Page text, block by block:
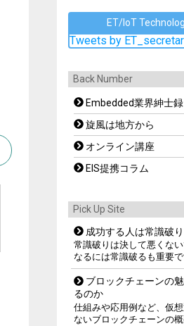
ET/IoT
Tweets by
Back Number
Embedded業界紳士録
旋風は地方から
オンライン講座
EIS提携コラム
Pick Up Site
成功する人は常識破り
常識破りは決して悪くな
なるには常識破るも重要で
ブロックチェーンの
るのか
仕組みや応用例など、仮
ないブロックチェーンの